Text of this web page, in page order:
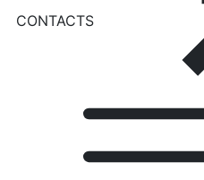
CONTACTS